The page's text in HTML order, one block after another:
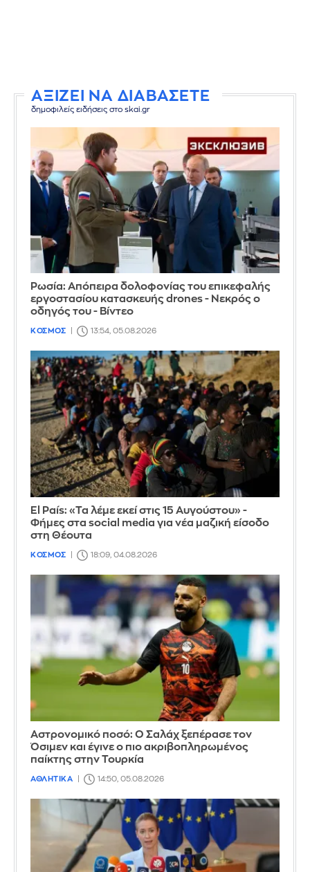
ΑΞΙΖΕΙ ΝΑ ΔΙΑΒΑΣΕΤΕ
δημοφιλείς ειδήσεις στο skai.gr
Ρωσία: Απόπειρα δολοφονίας του επικεφαλής
εργοστασίου κατασκευής drones - Νεκρός ο
οδηγός του - Βίντεο
ΚΟΣΜΟΣ 13:54, 05.08.2026
El País: «Τα λέμε εκεί στις 15 Αυγούστου» -
Φήμες στα social media για νέα μαζική είσοδο
στη Θέουτα
ΚΟΣΜΟΣ 18:09, 04.08.2026
Αστρονομικό ποσό: Ο Σαλάχ ξεπέρασε τον
Όσιμεν και έγινε ο πιο ακριβοπληρωμένος
παίκτης στην Τουρκία
ΑΘΛΗΤΙΚΑ 14:50, 05.08.2026